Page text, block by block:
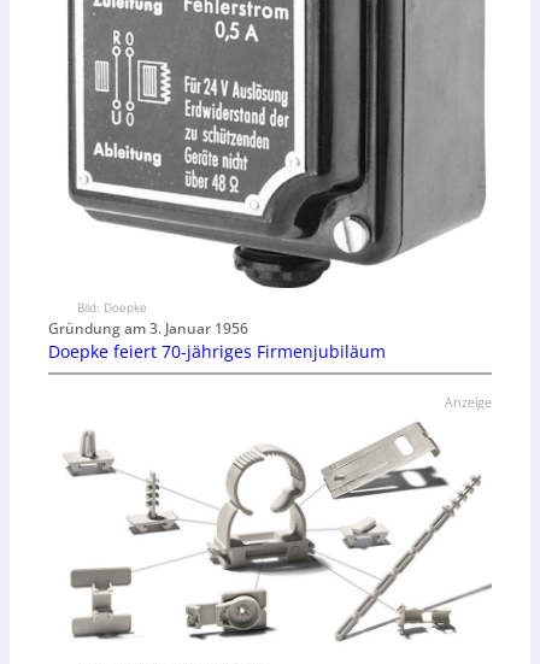
Bild: Doepke
Gründung am 3. Januar 1956
Doepke feiert 70-jähriges Firmenjubiläum
Anzeige